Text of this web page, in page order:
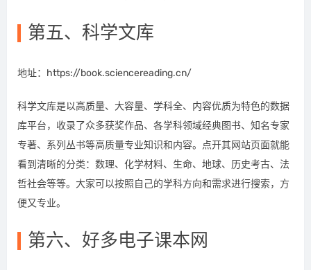
第五、科学文库
地址：https://book.sciencereading.cn/
科学文库是以高质量、大容量、学科全、内容优质为特色的数据
库平台，收录了众多获奖作品、各学科领域经典图书、知名专家
专著、系列丛书等高质量专业知识和内容。点开其网站页面就能
看到清晰的分类：数理、化学材料、生命、地球、历史考古、法
哲社会等等。大家可以按照自己的学科方向和需求进行搜索，方
便又专业。
第六、好多电子课本网